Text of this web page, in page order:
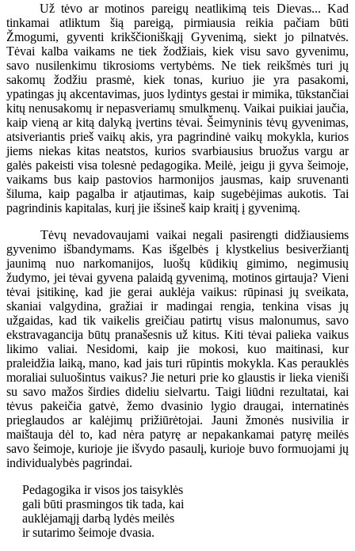
Už tėvo ar motinos pareigų neatlikimą teis Dievas... Kad
tinkamai atliktum šią pareigą, pirmiausia reikia pačiam būti
Žmogumi, gyventi krikščioniškąjį Gyvenimą, siekt jo pilnatvės.
Tėvai kalba vaikams ne tiek žodžiais, kiek visu savo gyvenimu,
savo nusilenkimu tikrosioms vertybėms. Ne tiek reikšmės turi jų
sakomų žodžiu prasmė, kiek tonas, kuriuo jie yra pasakomi,
ypatingas jų akcentavimas, juos lydintys gestai ir mimika, tūkstančiai
kitų nenusakomų ir nepasveriamų smulkmenų. Vaikai puikiai jaučia,
kaip vieną ar kitą dalyką įvertins tėvai. Šeimyninis tėvų gyvenimas,
atsiveriantis prieš vaikų akis, yra pagrindinė vaikų mokykla, kurios
jiems niekas kitas neatstos, kurios svarbiausius bruožus vargu ar
galės pakeisti visa tolesnė pedagogika. Meilė, jeigu ji gyva šeimoje,
vaikams bus kaip pastovios harmonijos jausmas, kaip sruvenanti
šiluma, kaip pagalba ir atjautimas, kaip sugebėjimas aukotis. Tai
pagrindinis kapitalas, kurį jie išsineš kaip kraitį į gyvenimą.
Tėvų nevadovaujami vaikai negali pasirengti didžiausiems
gyvenimo išbandymams. Kas išgelbės į klystkelius besiveržiantį
jaunimą nuo narkomanijos, luošų kūdikių gimimo, negimusių
žudymo, jei tėvai gyvena palaidą gyvenimą, motinos girtauja? Vieni
tėvai įsitikinę, kad jie gerai auklėja vaikus: rūpinasi jų sveikata,
skaniai valgydina, gražiai ir madingai rengia, tenkina visas jų
užgaidas, kad tik vaikelis greičiau patirtų visus malonumus, savo
ekstravagancija būtų pranašesnis už kitus. Kiti tėvai palieka vaikus
likimo valiai. Nesidomi, kaip jie mokosi, kuo maitinasi, kur
praleidžia laiką, mano, kad jais turi rūpintis mokykla. Kas perauklės
moraliai suluošintus vaikus? Jie neturi prie ko glaustis ir lieka vieniši
su savo mažos širdies dideliu sielvartu. Taigi liūdni rezultatai, kai
tėvus pakeičia gatvė, žemo dvasinio lygio draugai, internatinės
prieglaudos ar kalėjimų prižiūrėtojai. Jauni žmonės nusivilia ir
maištauja dėl to, kad nėra patyrę ar nepakankamai patyrę meilės
savo šeimoje, kurioje jie išvydo pasaulį, kurioje buvo formuojami jų
individualybės pagrindai.
Pedagogika ir visos jos taisyklės
gali būti prasmingos tik tada, kai
auklėjamąjį darbą lydės meilės
ir sutarimo šeimoje dvasia.